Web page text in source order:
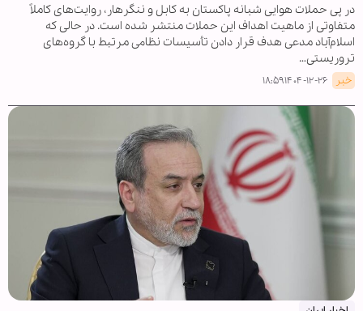
در پی حملات هوایی شبانه پاکستان به کابل و ننگرهار، روایت‌های کاملاً
متفاوتی از ماهیت اهداف این حملات منتشر شده است. در حالی که
اسلام‌آباد مدعی هدف قرار دادن تأسیسات نظامی مرتبط با گروه‌های
تروریستی…
خبر ۱۴۰۴-۱۲-۲۶ ۱۸:۵۹